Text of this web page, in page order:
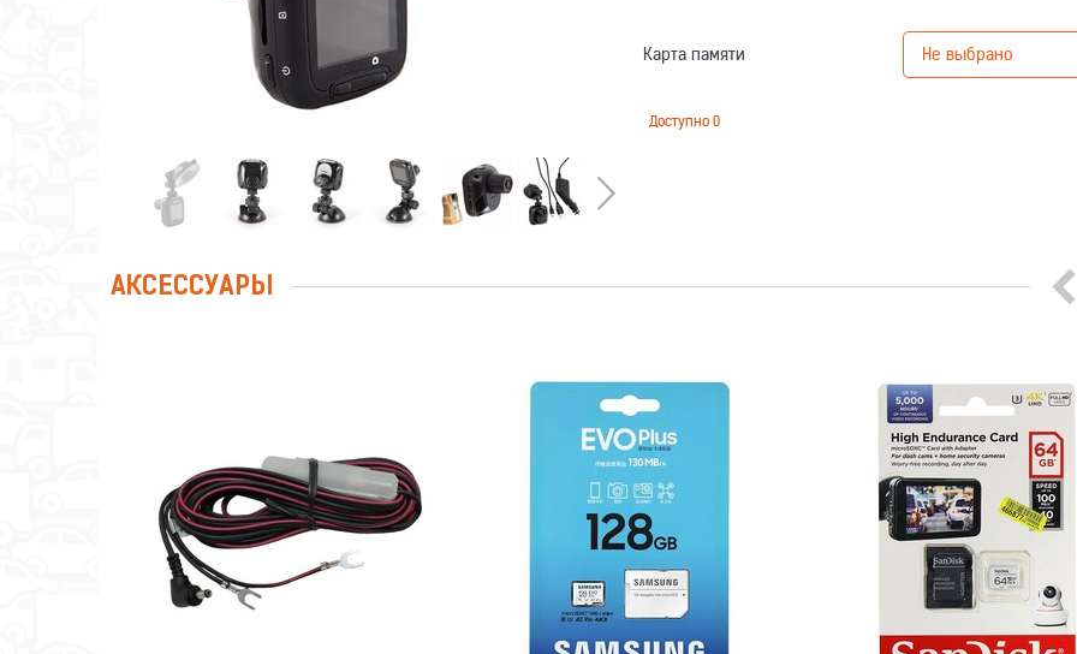
Карта памяти
Доступно 0
АКСЕССУАРЫ
ДЕТЕКТОРА
Сравнить Отложить
MICROSDXC 128GB SAMSUNG EVO
PLUS U3 UHS-I A2 V30 4K 130MB/S
Сравнить Отложить
MICROSDXC 64GB SANDISK
UHD 100MB/S HIGH
CARD
Сравнить Отложить